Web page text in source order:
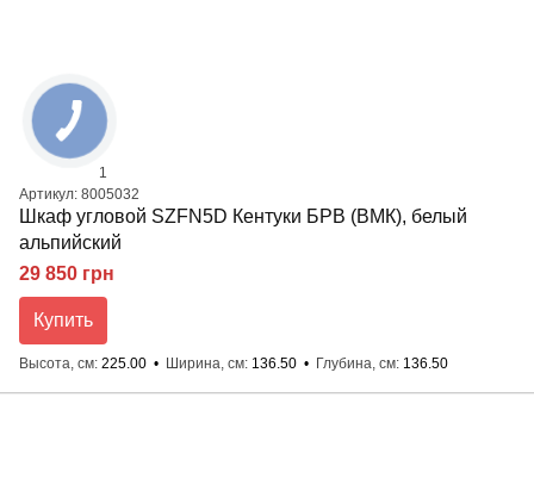
1
Артикул: 8005032
Шкаф угловой SZFN5D Кентуки БРВ (ВМК), белый
альпийский
29 850 грн
Купить
Высота, см 225.00 Ширина, см 136.50 Глубина, см 136.50